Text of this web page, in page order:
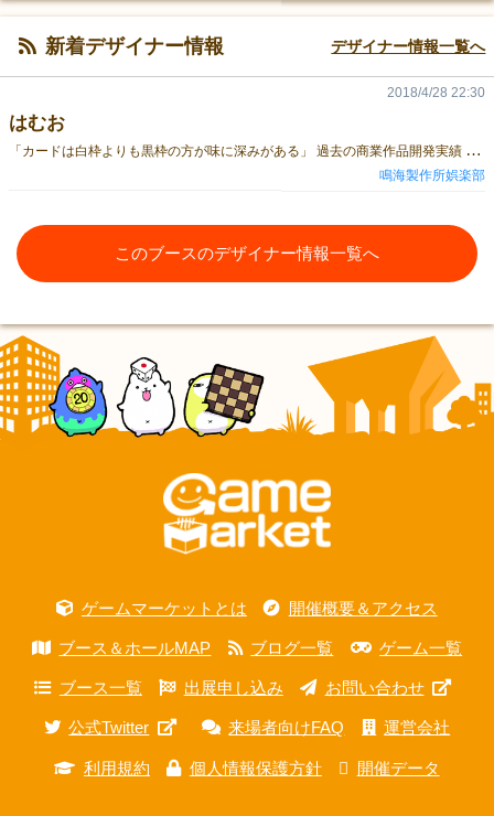
新着デザイナー情報 デザイナー情報一覧へ
はむお
「
カードは白枠よりも黒枠の方が味に深みがある」 過去の商業作品開発実績 ・ゲームデザイン ・商業TCGの企画、ルールデザイン、カードデザイン ・ルールブック執筆 ・ウェブコンテンツ執筆 ・雑誌記事執筆 ・商業TCGディレクション、コンサルタント等
2018/4/28 22:30
鳴海製作所娯楽部
このブースのデザイナー情報一覧へ
ゲームマーケットとは 開催概要＆アクセス
ブース＆ホールMAP ブログ一覧 ゲーム一覧
ブース一覧 出展申し込み お問い合わせ
公式Twitter 来場者向けFAQ 運営会社
利用規約 個人情報保護方針 開催データ